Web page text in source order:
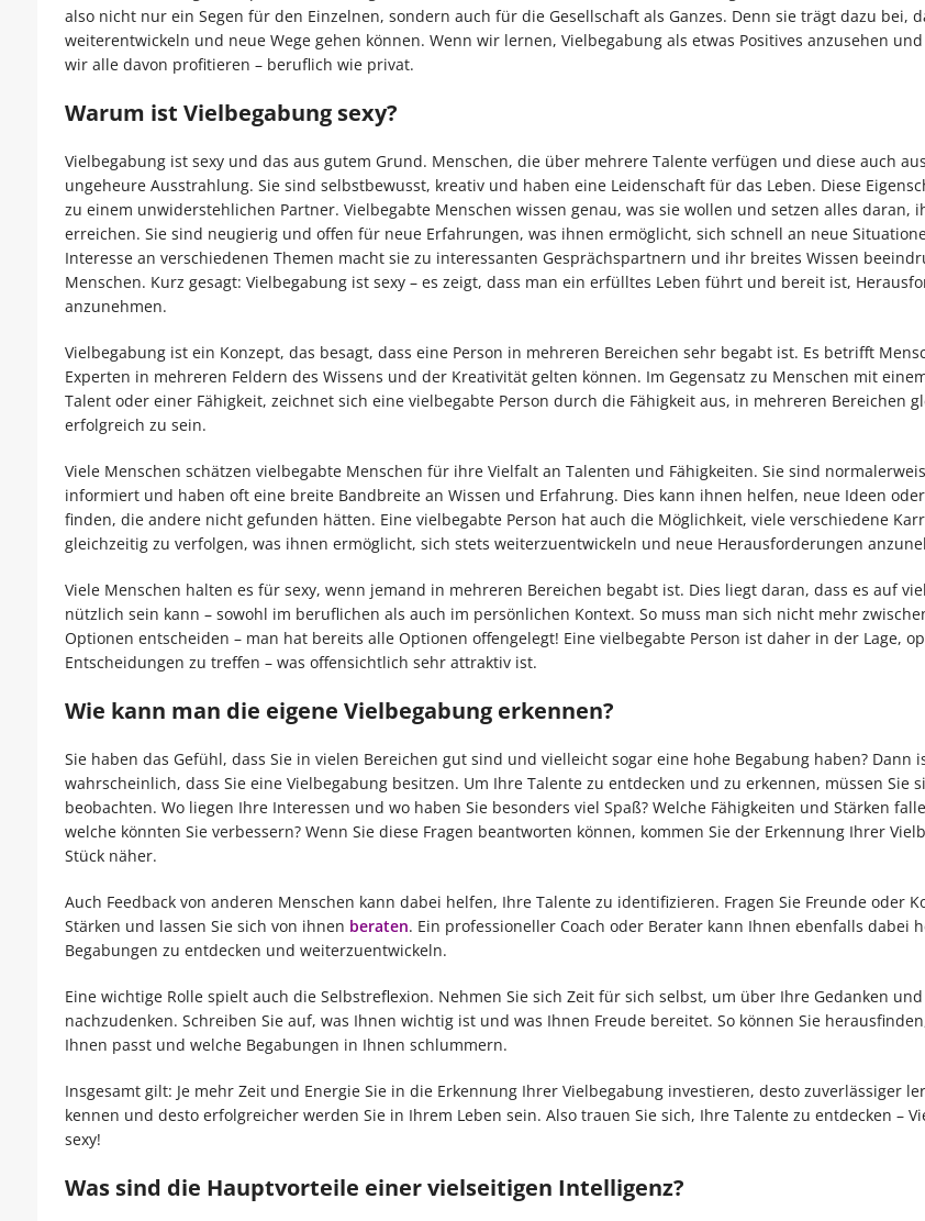
also nicht nur ein Segen für den Einzelnen, sondern auch für die Gesellschaft als Ganzes. Denn sie trägt dazu bei,
weiterentwickeln und neue Wege gehen können. Wenn wir lernen, Vielbegabung als etwas Positives anzusehen
wir alle davon profitieren – beruflich wie privat.
Warum ist Vielbegabung sexy?
Vielbegabung ist sexy und das aus gutem Grund. Menschen, die über mehrere Talente verfügen und diese auch
ungeheure Ausstrahlung. Sie sind selbstbewusst, kreativ und haben eine Leidenschaft für das Leben. Diese
zu einem unwiderstehlichen Partner. Vielbegabte Menschen wissen genau, was sie wollen und setzen alles daran,
erreichen. Sie sind neugierig und offen für neue Erfahrungen, was ihnen ermöglicht, sich schnell an neue
Interesse an verschiedenen Themen macht sie zu interessanten Gesprächspartnern und ihr breites Wissen
Menschen. Kurz gesagt: Vielbegabung ist sexy – es zeigt, dass man ein erfülltes Leben führt und bereit ist,
anzunehmen.
Vielbegabung ist ein Konzept, das besagt, dass eine Person in mehreren Bereichen sehr begabt ist. Es betrifft
Experten in mehreren Feldern des Wissens und der Kreativität gelten können. Im Gegensatz zu Menschen mit
Talent oder einer Fähigkeit, zeichnet sich eine vielbegabte Person durch die Fähigkeit aus, in mehreren Bereichen
erfolgreich zu sein.
Viele Menschen schätzen vielbegabte Menschen für ihre Vielfalt an Talenten und Fähigkeiten. Sie sind
informiert und haben oft eine breite Bandbreite an Wissen und Erfahrung. Dies kann ihnen helfen, neue Ideen oder
finden, die andere nicht gefunden hätten. Eine vielbegabte Person hat auch die Möglichkeit, viele verschiedene
gleichzeitig zu verfolgen, was ihnen ermöglicht, sich stets weiterzuentwickeln und neue Herausforderungen
Viele Menschen halten es für sexy, wenn jemand in mehreren Bereichen begabt ist. Dies liegt daran, dass es auf
nützlich sein kann – sowohl im beruflichen als auch im persönlichen Kontext. So muss man sich nicht mehr
Optionen entscheiden – man hat bereits alle Optionen offengelegt! Eine vielbegabte Person ist daher in der Lage,
Entscheidungen zu treffen – was offensichtlich sehr attraktiv ist.
Wie kann man die eigene Vielbegabung erkennen?
Sie haben das Gefühl, dass Sie in vielen Bereichen gut sind und vielleicht sogar eine hohe Begabung haben? Dann
wahrscheinlich, dass Sie eine Vielbegabung besitzen. Um Ihre Talente zu entdecken und zu erkennen, müssen Sie
beobachten. Wo liegen Ihre Interessen und wo haben Sie besonders viel Spaß? Welche Fähigkeiten und Stärken
welche könnten Sie verbessern? Wenn Sie diese Fragen beantworten können, kommen Sie der Erkennung Ihrer
Stück näher.
Auch Feedback von anderen Menschen kann dabei helfen, Ihre Talente zu identifizieren. Fragen Sie Freunde oder
Stärken und lassen Sie sich von ihnen beraten. Ein professioneller Coach oder Berater kann Ihnen ebenfalls dabei
Begabungen zu entdecken und weiterzuentwickeln.
Eine wichtige Rolle spielt auch die Selbstreflexion. Nehmen Sie sich Zeit für sich selbst, um über Ihre Gedanken
nachzudenken. Schreiben Sie auf, was Ihnen wichtig ist und was Ihnen Freude bereitet. So können Sie
Ihnen passt und welche Begabungen in Ihnen schlummern.
Insgesamt gilt: Je mehr Zeit und Energie Sie in die Erkennung Ihrer Vielbegabung investieren, desto zuverlässiger
kennen und desto erfolgreicher werden Sie in Ihrem Leben sein. Also trauen Sie sich, Ihre Talente zu entdecken –
sexy!
Was sind die Hauptvorteile einer vielseitigen Intelligenz?